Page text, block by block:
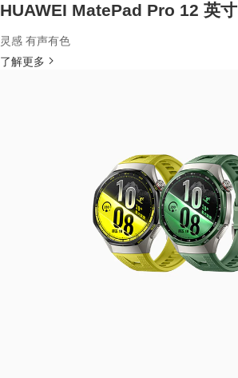
HUAWEI MatePad Pro 12 英寸
灵感 有声有色
了解更多